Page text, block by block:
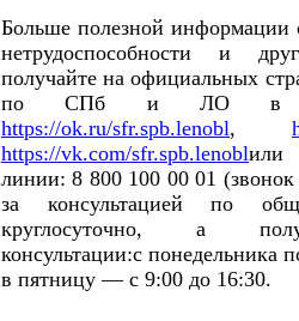
Больше полезной информации
нетрудоспособности и
получайте на официальных
по СПб и ЛО в
https://ok.ru/sfr.spb.lenobl,
https://vk.com/sfr.spb.lenoblили
линии: 8 800 100 00 01
за консультацией по
круглосуточно, а
консультации:с понедельника
в пятницу — с 9:00 до 16:30.